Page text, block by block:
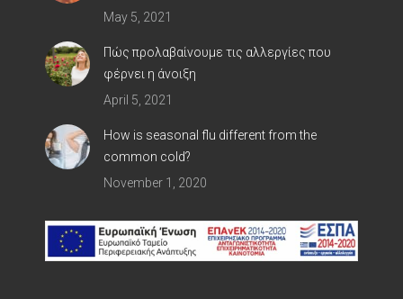
May 5, 2021
Πώς προλαβαίνουμε τις αλλεργίες που
φέρνει η άνοιξη
April 5, 2021
How is seasonal flu different from the
common cold?
November 1, 2020